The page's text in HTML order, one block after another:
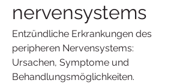
nervensystems
Entzündliche Erkrankungen des
peripheren Nervensystems:
Ursachen, Symptome und
Behandlungsmöglichkeiten.